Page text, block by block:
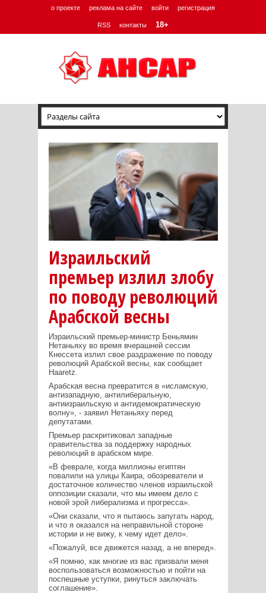
о проекте реклама на сайте войти регистрация
RSS контакты 18+
Израильский
премьер излил злобу
по поводу революций
Арабской весны
Израильский премьер-министр Беньямин
Нетаньяху во время вчерашней сессии
Кнессета излил свое раздражение по поводу
революций Арабской весны, как сообщает
Haaretz.
Арабская весна превратится в «исламскую,
антизападную, антилиберальную,
антиизраильскую и антидемократическую
волну», - заявил Нетаньяху перед
депутатами.
Премьер раскритиковал западные
правительства за поддержку народных
революций в арабском мире.
«В феврале, когда миллионы египтян
повалили на улицы Каира, обозреватели и
достаточное количество членов израильской
оппозиции сказали, что мы имеем дело с
новой эрой либерализма и прогресса».
«Они сказали, что я пытаюсь запугать народ,
и что я оказался на неправильной стороне
истории и не вижу, к чему идет дело».
«Пожалуй, все движется назад, а не вперед».
«Я помню, как многие из вас призвали меня
воспользоваться возможностью и пойти на
поспешные уступки, ринуться заключать
соглашение».